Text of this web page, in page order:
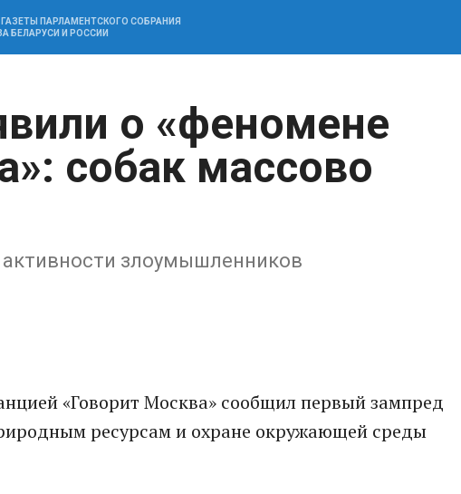
ПАРЛАМЕНТСКОГО СОБРАНИЯ
БЕЛАРУСИ И РОССИИ
о «феномене
собак массово
злоумышленников
«Говорит Москва» сообщил первый зампред
ресурсам и охране окружающей среды